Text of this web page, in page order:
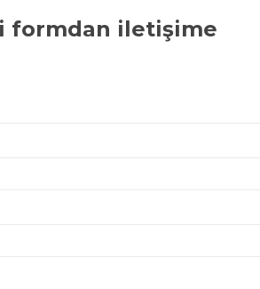
formdan iletişime